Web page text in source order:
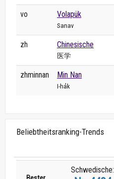
vo Volapük
Sanav
zh Chinesische
医学
zhminnan Min Nan
I-ha̍k
Beliebtheitsranking-Trends
Schwedische: